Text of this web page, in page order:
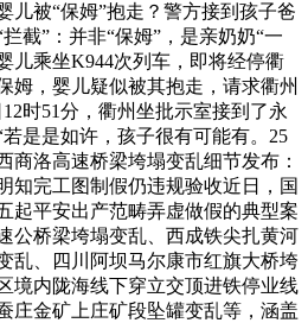
儿被“保姆”抱走？警方接到孩子爸
截”：并非“保姆”，是亲奶奶“一
儿乘坐K944次列车，即将经停衢
姆，婴儿疑似被其抱走，请求衢州
时51分，衢州坐批示室接到了永
是是如许，孩子很有可能有。25
商洛高速桥梁垮塌变乱细节发布：
知完工图制假仍违规验收近日，国
起平安出产范畴弄虚做假的典型案
公桥梁垮塌变乱、西成铁尖扎黄河
乱、四川阿坝马尔康市红旗大桥垮
境内陇海线下穿立交顶进铁停业线
庄金矿上庄矿段坠罐变乱等，涵盖